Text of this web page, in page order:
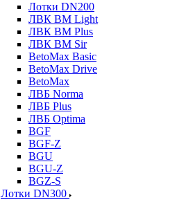
Лотки DN200
ЛВК ВМ Light
ЛВК ВМ Plus
ЛВК ВМ Sir
BetoMax Basic
BetoMax Drive
BetoMax
ЛВБ Norma
ЛВБ Plus
ЛВБ Optima
BGF
BGF-Z
BGU
BGU-Z
BGZ-S
Лотки DN300